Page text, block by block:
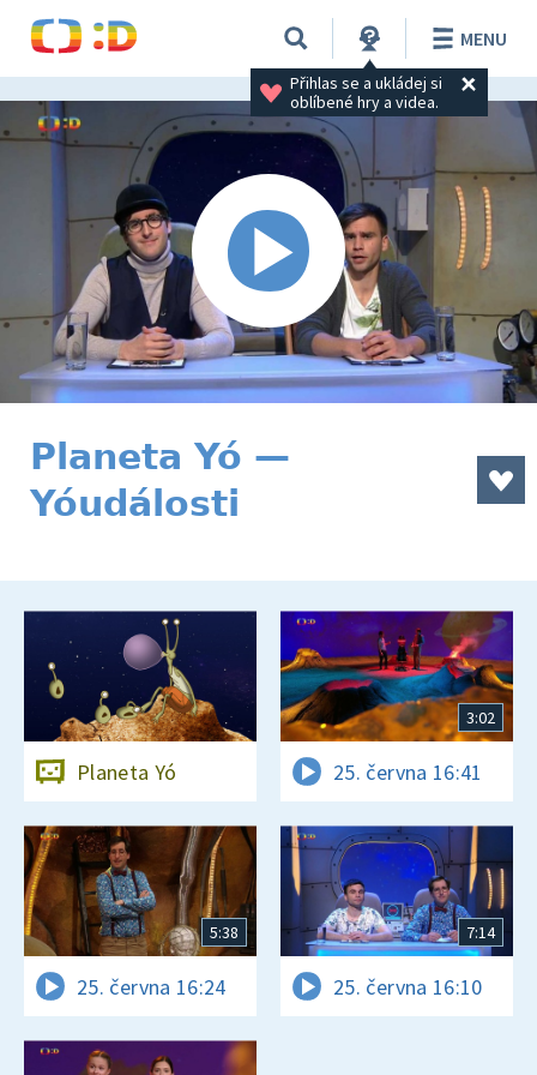
Přihlas se a ukládej si
oblíbené hry a videa.
MENU
Planeta Yó —
Yóudálosti
Planeta Yó
3:02
25. června 16:41
5:38
25. června 16:24
7:14
25. června 16:10